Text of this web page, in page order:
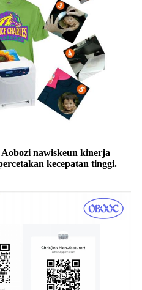
nawiskeun kinerja
kecepatan tinggi.